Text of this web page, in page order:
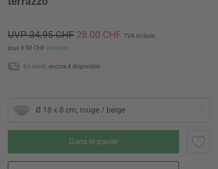
UVP 34.95 CHF 28.00 CHF TVA incluse,
plus 9.90 CHF livraison
En stock, encore 4 disponible
Ø 18 x 8 cm, rouge / beige
Dans le panier